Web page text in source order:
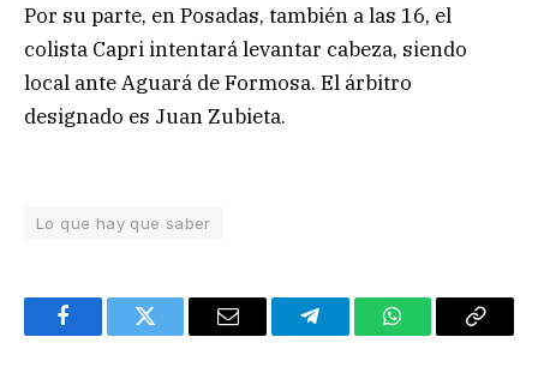
Por su parte, en Posadas, también a las 16, el
colista Capri intentará levantar cabeza, siendo
local ante Aguará de Formosa. El árbitro
designado es Juan Zubieta.
Lo que hay que saber
FacebookTwitter Email TelegramWhatsAppCopy